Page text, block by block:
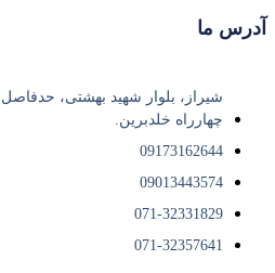
آدرس ما
شیراز، بلوار شهید بهشتی،
چهارراه خلدبرین.
09173162644
09013443574
071-32331829
071-32357641